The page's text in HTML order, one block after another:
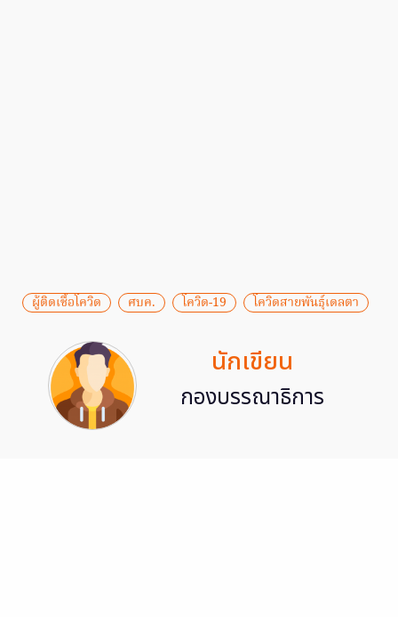
ผู้ติดเชื้อโควิด ศบค. โควิด-19 โควิดสายพันธุ์เดลตา
นักเขียน
กองบรรณาธิการ